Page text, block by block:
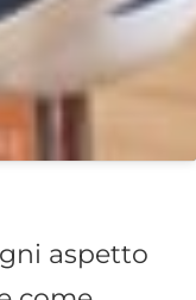
aspetto